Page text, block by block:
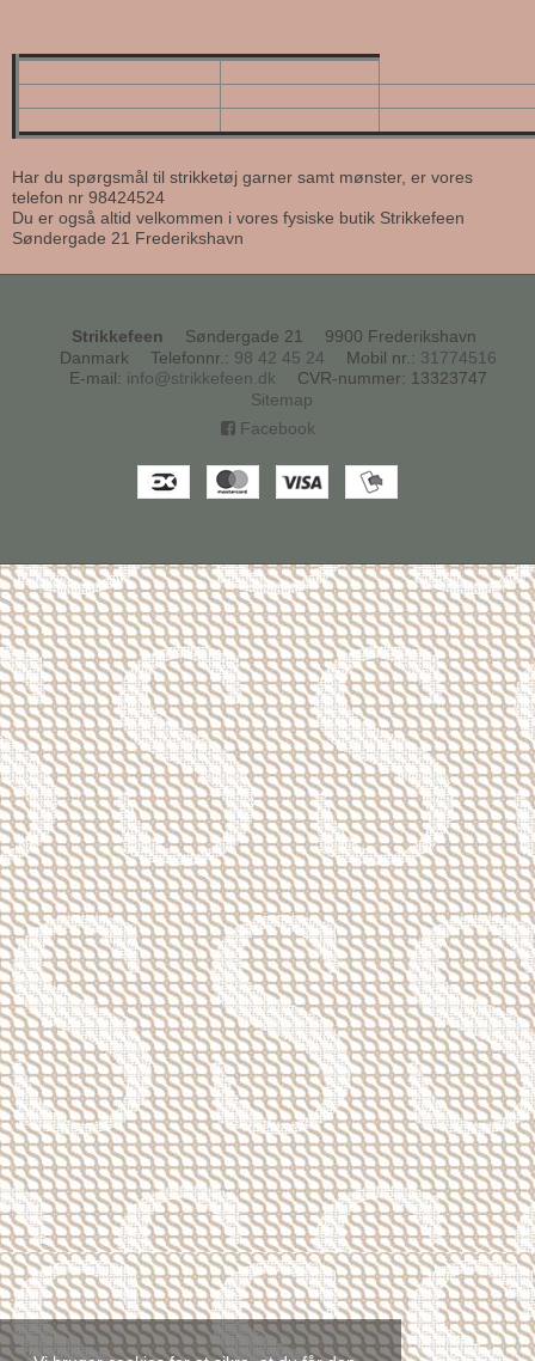
Har du spørgsmål til strikketøj garner samt mønster, er vores
telefon nr 98424524
Du er også altid velkommen i vores fysiske butik Strikkefeen
Søndergade 21 Frederikshavn
Strikkefeen Søndergade 21
9900 Frederikshavn
Danmark
Telefonnr. : 98 42 45 24 Mobil nr. : 31774516
E-mail: info@strikkefeen.dk CVR-nummer: 13323747
Sitemap
Facebook